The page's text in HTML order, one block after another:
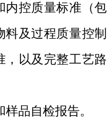
内控质量标准（包
及过程质量控制
，以及完整工艺路
品自检报告。